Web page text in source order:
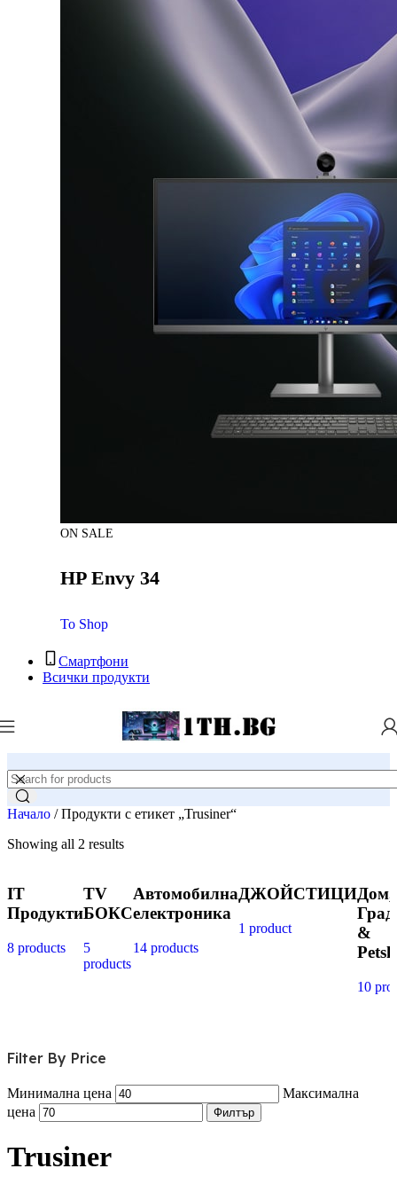
ON SALE
HP Envy 34
To Shop
Смартфони
Всички продукти
Начало / Продукти с етикет „Trusiner“
Showing all 2 results
IT
Продукти
8 products
TV
БОКС
5
products
Автомобилна
електроника
14 products
ДЖОЙСТИЦИ
1 product
Дом,
&
10
Filter By Price
Минимална цена
Максимална
цена
Филтър
Trusiner